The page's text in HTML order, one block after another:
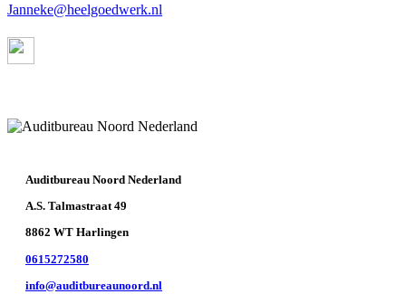
Janneke@heelgoedwerk.nl
Auditbureau Noord Nederland
A.S. Talmastraat 49
8862 WT Harlingen
0615272580
info@auditbureaunoord.nl